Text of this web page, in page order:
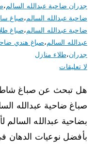
جدران ضاحية عبدالله السالم،
ضاحية عبدالله السالم،صباغ
ضاحية عبدالله السالم،صباغ
عبدالله السالم،صباغ هندي
جدران،طلاء منازل
لا تعليقات
هل تبحث عن صباغ
صباغ ضاحية عبدالله
بضاحية عبدالله السالم
بأفضل نوعيات الدهان في